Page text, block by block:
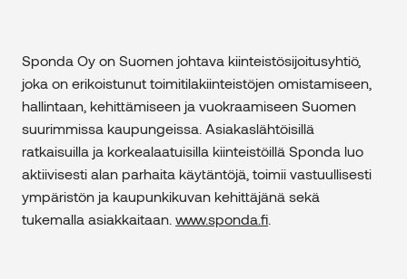
Sponda Oy on Suomen johtava kiinteistösijoitusyhtiö,
joka on erikoistunut toimitilakiinteistöjen omistamiseen,
hallintaan, kehittämiseen ja vuokraamiseen Suomen
suurimmissa kaupungeissa. Asiakaslähtöisillä
ratkaisuilla ja korkealaatuisilla kiinteistöillä Sponda luo
aktiivisesti alan parhaita käytäntöjä, toimii vastuullisesti
ympäristön ja kaupunkikuvan kehittäjänä sekä
tukemalla asiakkaitaan. www.sponda.fi